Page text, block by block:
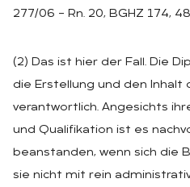
277/06 – Rn. 20, BGHZ 174,
(2) Das ist hier der Fall. Die
die Erstellung und den Inhalt
verantwortlich. Angesichts
und Qualifikation ist es
beanstanden, wenn sich die
sie nicht mit rein